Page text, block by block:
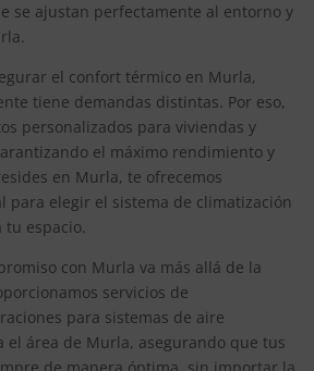
se ajustan perfectamente al entorno y
el confort térmico en Murla,
tiene demandas distintas. Por eso,
personalizados para viviendas y
el máximo rendimiento y
en Murla, te ofrecemos
para elegir el sistema de climatización
tu espacio.
con Murla va más allá de la
servicios de
para sistemas de aire
el área de Murla, asegurando que tus